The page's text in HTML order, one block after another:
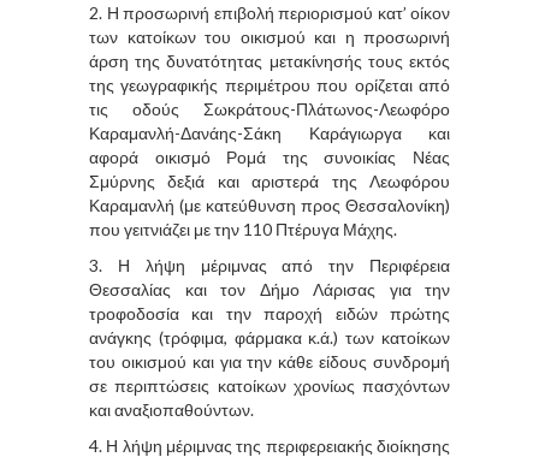
2. Η προσωρινή επιβολή περιορισμού κατ’ οίκον
των κατοίκων του οικισμού και η προσωρινή
άρση της δυνατότητας μετακίνησής τους εκτός
της γεωγραφικής περιμέτρου που ορίζεται από
τις οδούς Σωκράτους-Πλάτωνος-Λεωφόρο
Καραμανλή-Δανάης-Σάκη Καράγιωργα και
αφορά οικισμό Ρομά της συνοικίας Νέας
Σμύρνης δεξιά και αριστερά της Λεωφόρου
Καραμανλή (με κατεύθυνση προς Θεσσαλονίκη)
που γειτνιάζει με την 110 Πτέρυγα Μάχης.
3. Η λήψη μέριμνας από την Περιφέρεια
Θεσσαλίας και τον Δήμο Λάρισας για την
τροφοδοσία και την παροχή ειδών πρώτης
ανάγκης (τρόφιμα, φάρμακα κ.ά.) των κατοίκων
του οικισμού και για την κάθε είδους συνδρομή
σε περιπτώσεις κατοίκων χρονίως πασχόντων
και αναξιοπαθούντων.
4. Η λήψη μέριμνας της περιφερειακής διοίκησης